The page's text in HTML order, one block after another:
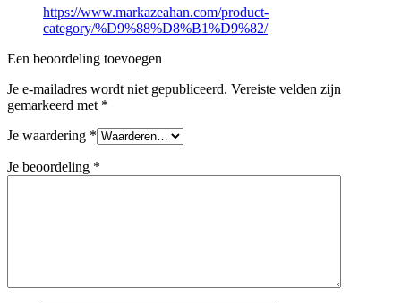
https://www.markazeahan.com/product-
category/%D9%88%D8%B1%D9%82/
Een beoordeling toevoegen
Je e-mailadres wordt niet gepubliceerd. Vereiste velden zijn
gemarkeerd met *
Je waardering *
Je beoordeling *